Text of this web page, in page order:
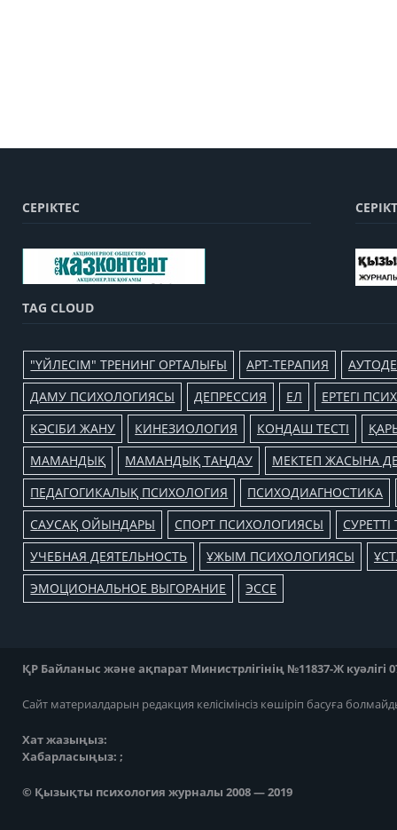
СЕРІКТЕС
TAG CLOUD
"ҮЙЛЕСІМ" ТРЕНИНГ ОРТАЛЫҒЫ АРТ-ТЕРАПИЯ
ДАМУ ПСИХОЛОГИЯСЫ
ДЕПРЕССИЯ ЕЛ
ЕРТЕГІ
КӘСІБИ ЖАНУ
КИНЕЗИОЛОГИЯ КОНДАШ ТЕСТІ
МАМАНДЫҚ
МАМАНДЫҚ ТАҢДАУ
МЕКТЕП ЖАСЫНА
ПЕДАГОГИКАЛЫҚ ПСИХОЛОГИЯ
ПСИХОДИАГНОСТИКА
САУСАҚ ОЙЫНДАРЫ
СПОРТ ПСИХОЛОГИЯСЫ
СУРЕТТІ
УЧЕБНАЯ ДЕЯТЕЛЬНОСТЬ
ҰЖЫМ ПСИХОЛОГИЯСЫ
ЭМОЦИОНАЛЬНОЕ ВЫГОРАНИЕ
ЭССЕ
ҚР Байланыс және ақпарат Министрлігінің №11837-Ж куәлігі
Сайт материалдарын редакция келісімінсіз көшіріп басуға
Хат жазыңыз:
Хабарласыңыз: ;
© Қызықты психология журналы 2008 — 2019